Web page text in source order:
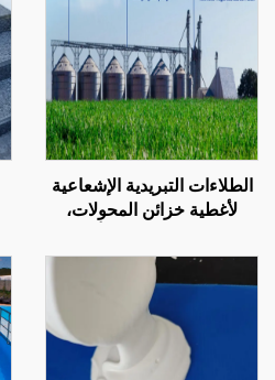
الطلاءات التبريدية الإشعاعية
لأغطية خزائن المحولات،
الصلب الملونة، وصوامع
تخزين الحبوب، وخزانات
تخزين النفط